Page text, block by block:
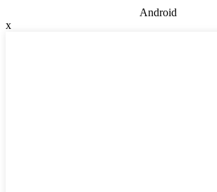
Android
x